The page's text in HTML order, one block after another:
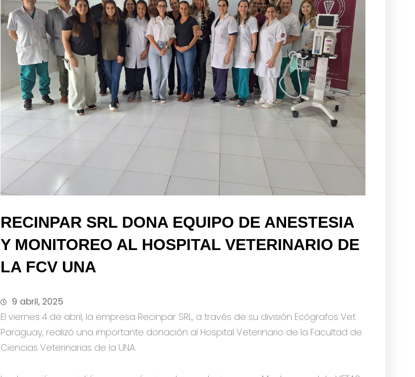
RECINPAR SRL DONA EQUIPO DE ANESTESIA
Y MONITOREO AL HOSPITAL VETERINARIO DE
LA FCV UNA
9 abril, 2025
El viernes 4 de abril, la empresa Recinpar SRL, a través de su división Ecógrafos Vet
Paraguay, realizó una importante donación al Hospital Veterinario de la Facultad de
Ciencias Veterinarias de la UNA.